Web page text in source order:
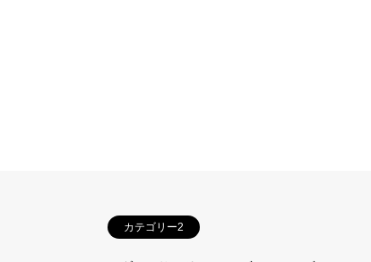
カテゴリー2